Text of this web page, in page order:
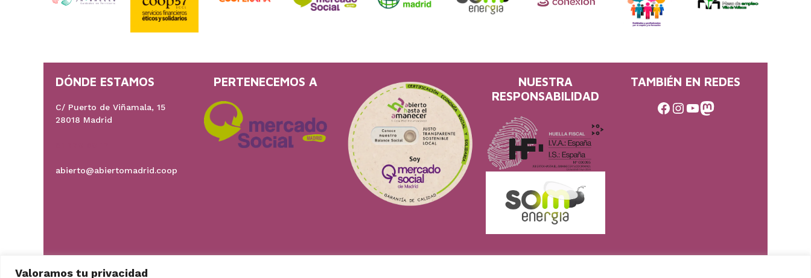
Valoramos tu privacidad
DÓNDE ESTAMOS
C/ Puerto de Viñamala, 15
28018 Madrid
abierto@abiertomadrid.coop
PERTENECEMOS A
NUESTRA
RESPONSABILIDAD
TAMBIÉN EN REDES
Facebook InstagramYoutube Mastodon